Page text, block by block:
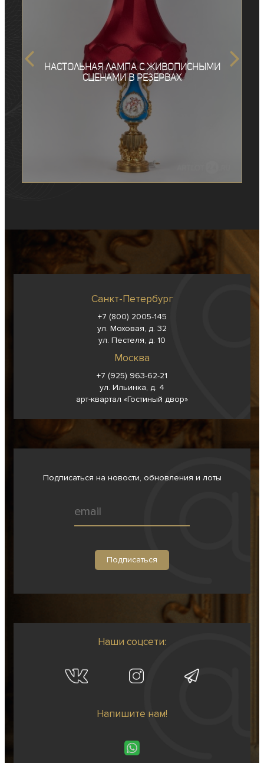
Настольная лампа с живописными
сценами в резервах
Санкт-Петербург
+7 (800) 2005-145
ул. Моховая, д. 32
ул. Пестеля, д. 10
Москва
+7 (925) 963-62-21
ул. Ильинка, д. 4
арт-квартал «Гостиный двор»
Подписаться на новости, обновления и лоты
Наши соцсети:
Напишите нам!